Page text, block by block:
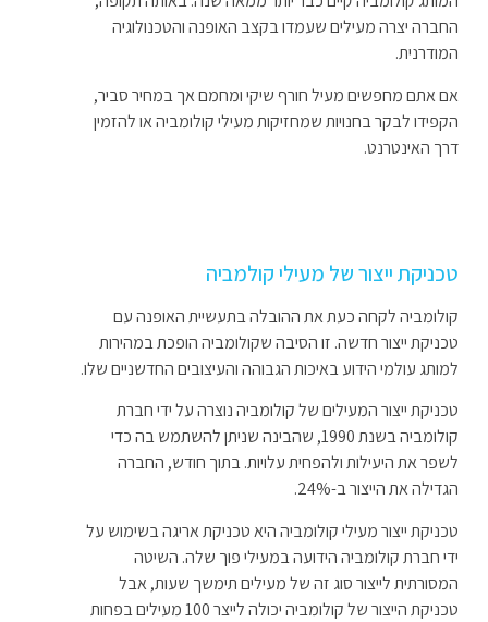
החברה יצרה מעילים שעמדו בקצב האופנה והטכנולוגיה
המודרנית.
אם אתם מחפשים מעיל חורף שיקי ומחמם אך במחיר סביר,
הקפידו לבקר בחנויות שמחזיקות מעילי קולומביה או להזמין
דרך האינטרנט.
טכניקת ייצור של מעילי קולמביה
קולומביה לקחה כעת את ההובלה בתעשיית האופנה עם
טכניקת ייצור חדשה. זו הסיבה שקולומביה הופכת במהירות
למותג עולמי הידוע באיכות הגבוהה והעיצובים החדשניים שלו.
טכניקת ייצור המעילים של קולומביה נוצרה על ידי חברת
קולומביה בשנת 1990, שהבינה שניתן להשתמש בה כדי
לשפר את היעילות ולהפחית עלויות. בתוך חודש, החברה
הגדילה את הייצור ב-24%.
טכניקת ייצור מעילי קולומביה היא טכניקת אריגה בשימוש על
ידי חברת קולומביה הידועה במעילי פוך שלה. השיטה
המסורתית לייצור סוג זה של מעילים תימשך שעות, אבל
טכניקת הייצור של קולומביה יכולה לייצר 100 מעילים בפחות